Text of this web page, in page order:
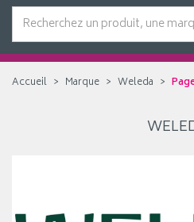
Accueil Marque Weleda